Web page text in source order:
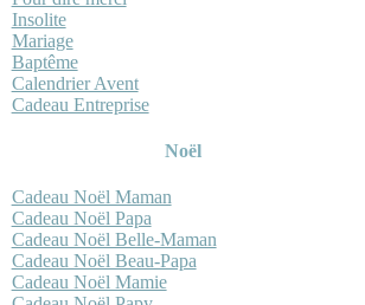
Insolite
Mariage
Baptême
Calendrier Avent
Cadeau Entreprise
Noël
Cadeau Noël Maman
Cadeau Noël Papa
Cadeau Noël Belle-Maman
Cadeau Noël Beau-Papa
Cadeau Noël Mamie